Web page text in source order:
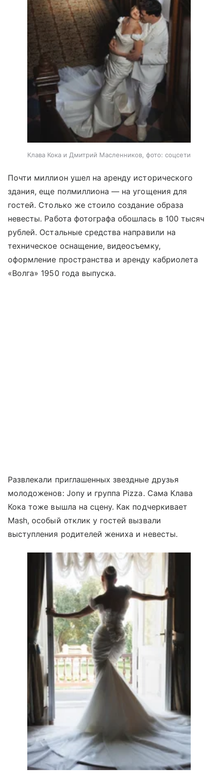
Клава Кока и Дмитрий Масленников, фото: соцсети
Почти миллион ушел на аренду исторического
здания, еще полмиллиона — на угощения для
гостей. Столько же стоило создание образа
невесты. Работа фотографа обошлась в 100 тысяч
рублей. Остальные средства направили на
техническое оснащение, видеосъемку,
оформление пространства и аренду кабриолета
«Волга» 1950 года выпуска.
Развлекали приглашенных звездные друзья
молодоженов: Jony и группа Pizza. Сама Клава
Кока тоже вышла на сцену. Как подчеркивает
Mash, особый отклик у гостей вызвали
выступления родителей жениха и невесты.